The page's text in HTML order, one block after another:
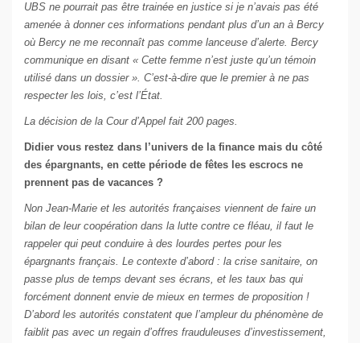
UBS ne pourrait pas être trainée en justice si je n’avais pas été
amenée à donner ces informations pendant plus d’un an à Bercy
où Bercy ne me reconnaît pas comme lanceuse d’alerte. Bercy
communique en disant « Cette femme n’est juste qu’un témoin
utilisé dans un dossier ». C’est-à-dire que le premier à ne pas
respecter les lois, c’est l’État.
La décision de la Cour d’Appel fait 200 pages.
Didier vous restez dans l’univers de la finance mais du côté
des épargnants, en cette période de fêtes les escrocs ne
prennent pas de vacances ?
Non Jean-Marie et les autorités françaises viennent de faire un
bilan de leur coopération dans la lutte contre ce fléau, il faut le
rappeler qui peut conduire à des lourdes pertes pour les
épargnants français. Le contexte d’abord : la crise sanitaire, on
passe plus de temps devant ses écrans, et les taux bas qui
forcément donnent envie de mieux en termes de proposition !
D’abord les autorités constatent que l’ampleur du phénomène de
faiblit pas avec un regain d’offres frauduleuses d’investissement,